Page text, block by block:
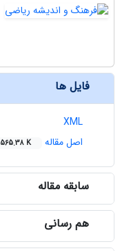
فایل ها
XML
اصل مقاله
565.38 K
سابقه مقاله
هم رسانی